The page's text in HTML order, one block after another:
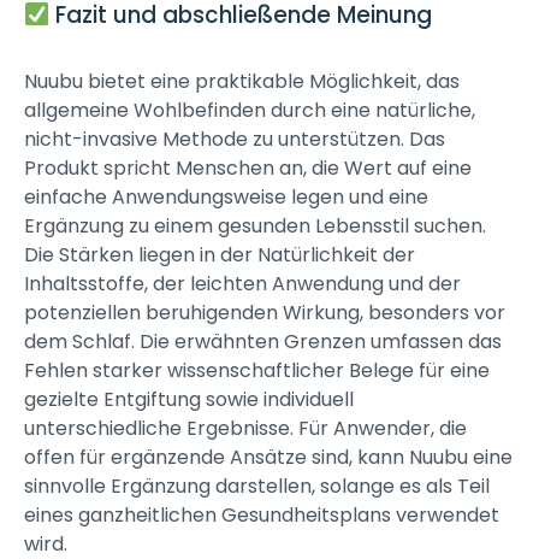
Fazit und abschließende Meinung
Nuubu bietet eine praktikable Möglichkeit, das
allgemeine Wohlbefinden durch eine natürliche,
nicht-invasive Methode zu unterstützen. Das
Produkt spricht Menschen an, die Wert auf eine
einfache Anwendungsweise legen und eine
Ergänzung zu einem gesunden Lebensstil suchen.
Die Stärken liegen in der Natürlichkeit der
Inhaltsstoffe, der leichten Anwendung und der
potenziellen beruhigenden Wirkung, besonders vor
dem Schlaf. Die erwähnten Grenzen umfassen das
Fehlen starker wissenschaftlicher Belege für eine
gezielte Entgiftung sowie individuell
unterschiedliche Ergebnisse. Für Anwender, die
offen für ergänzende Ansätze sind, kann Nuubu eine
sinnvolle Ergänzung darstellen, solange es als Teil
eines ganzheitlichen Gesundheitsplans verwendet
wird.